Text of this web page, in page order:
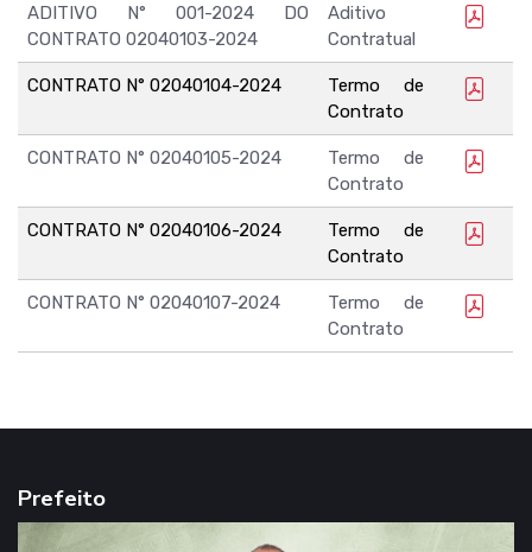
ADITIVO N° 001-2024 DO
CONTRATO 02040103-2024
Aditivo
Contratual
CONTRATO N° 02040104-2024
Termo de
Contrato
CONTRATO N° 02040105-2024
Termo de
Contrato
CONTRATO N° 02040106-2024
Termo de
Contrato
CONTRATO N° 02040107-2024
Termo de
Contrato
Prefeito